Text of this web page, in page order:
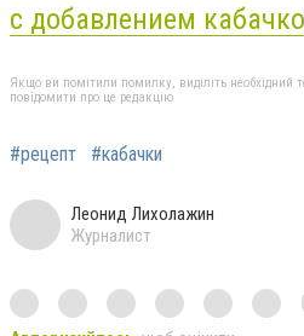
с добавлением
Якщо ви помітили помилку, виділіть необхідний
повідомити про це редакцію
#рецепт #кабачки
Леонид Лихолажин
Журналист